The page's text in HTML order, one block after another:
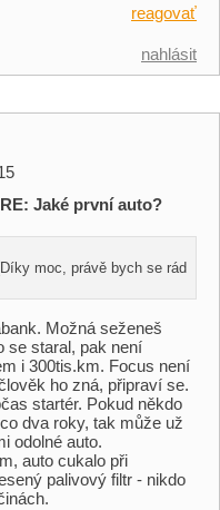
reagovať
nahlásit
Jaké první auto?
moc, právě bych se rád
Možná seženeš
se staral, pak není
i 300tis.km. Focus není
ho zná, připraví se.
startér. Pokud někdo
dva roky, tak může už
odolné auto.
auto cukalo při
palivový filtr - nikdo